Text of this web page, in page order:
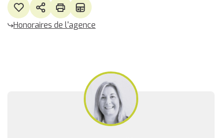
Honoraires de l'agence